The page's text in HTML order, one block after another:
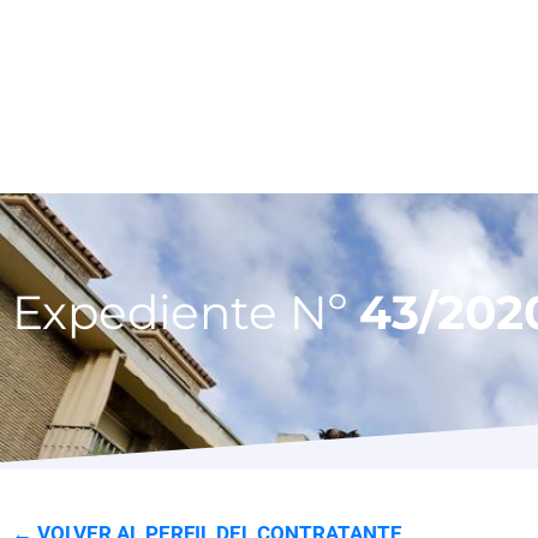
Expediente Nº43/
← VOLVER AL PERFIL DEL CONTRATANTE